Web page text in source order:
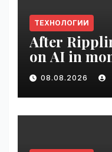
ТЕХНОЛОГИИ
After
on AI in
employee
VseTime.ru
08.08.2026